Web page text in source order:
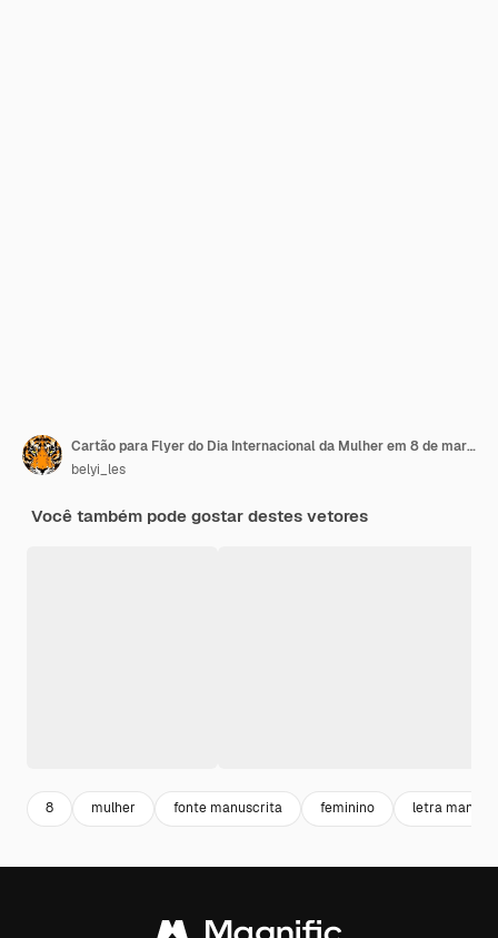
Cartão para Flyer do Dia Internacional da Mulher em 8 de março com uma decoração de flores Modelo de cartão de felicitações
belyi_les
Você também pode gostar destes vetores
8 mulher fonte manuscrita feminino letra